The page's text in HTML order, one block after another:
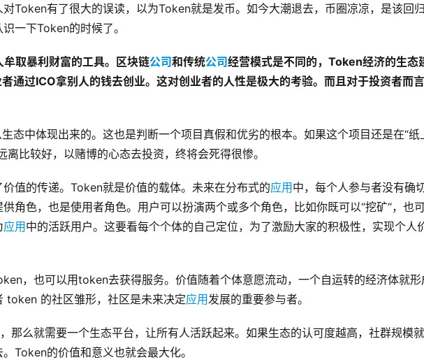
Token有了很大的误读，以为Token就是发币。如今大潮退去，币圈凉凉，是该回
一下Token的时候了。
取暴利财富的工具。区块链公司和传统公司经营模式是不同的，Token经济的生态
通过ICO拿别人的钱去创业。这对创业者的人性是极大的考验。而且对于投资者而
态中体现出来的。这也是判断一个项目真假和优劣的根本。如果这个项目还是在“纸
离比较好，以赌博的心态去投资，终将会死得很惨。
值的传递。Token就是价值的载体。未来在分布式的应用 中，每个人参与者没有确
角色，也是使用者角色。用户可以扮演两个或多个角色，比如你既可以“挖矿“，也
应用 中的活跃用户。这要看每个个体的自己定位，为了激励大家的积极性，实现个人
，也可以用token去获得服务。价值随着个体意愿流动，一个自运转的经济体就形
token 的社区雏形，社区是未来决定应用发展的重要参与者。
那么就需要一个生态平台，让所有人活跃起来。如果生态的认可度越高，社群规模
Token的价值和意义也就会最大化。